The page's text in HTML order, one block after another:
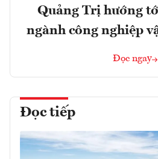
Quảng Trị hướng
ngành công nghiệp
Đọc ngay
Đọc tiếp